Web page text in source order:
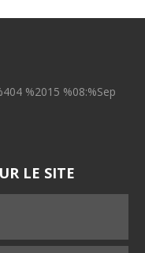
%2015 %08:%Sep
LE SITE